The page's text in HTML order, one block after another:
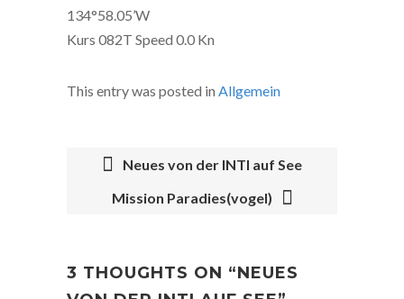
134°58.05’W
Kurs 082T Speed 0.0 Kn
This entry was posted in Allgemein
POST
Neues von der INTI auf See
Mission Paradies(vogel)
3 THOUGHTS ON “NEUES